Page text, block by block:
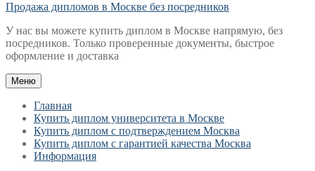
Продажа дипломов в Москве без посредников
У нас вы можете купить диплом в Москве напрямую, без
посредников. Только проверенные документы, быстрое
оформление и доставка
Меню
Главная
Купить диплом университета в Москве
Купить диплом с подтверждением Москва
Купить диплом с гарантией качества Москва
Информация